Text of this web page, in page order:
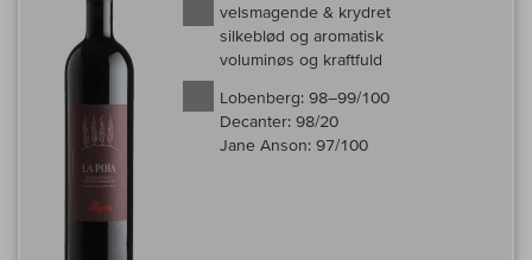
velsmagende & krydret
silkeblød og aromatisk
voluminøs og kraftfuld
Lobenberg: 98–99/100
Decanter: 98/20
Jane Anson: 97/100